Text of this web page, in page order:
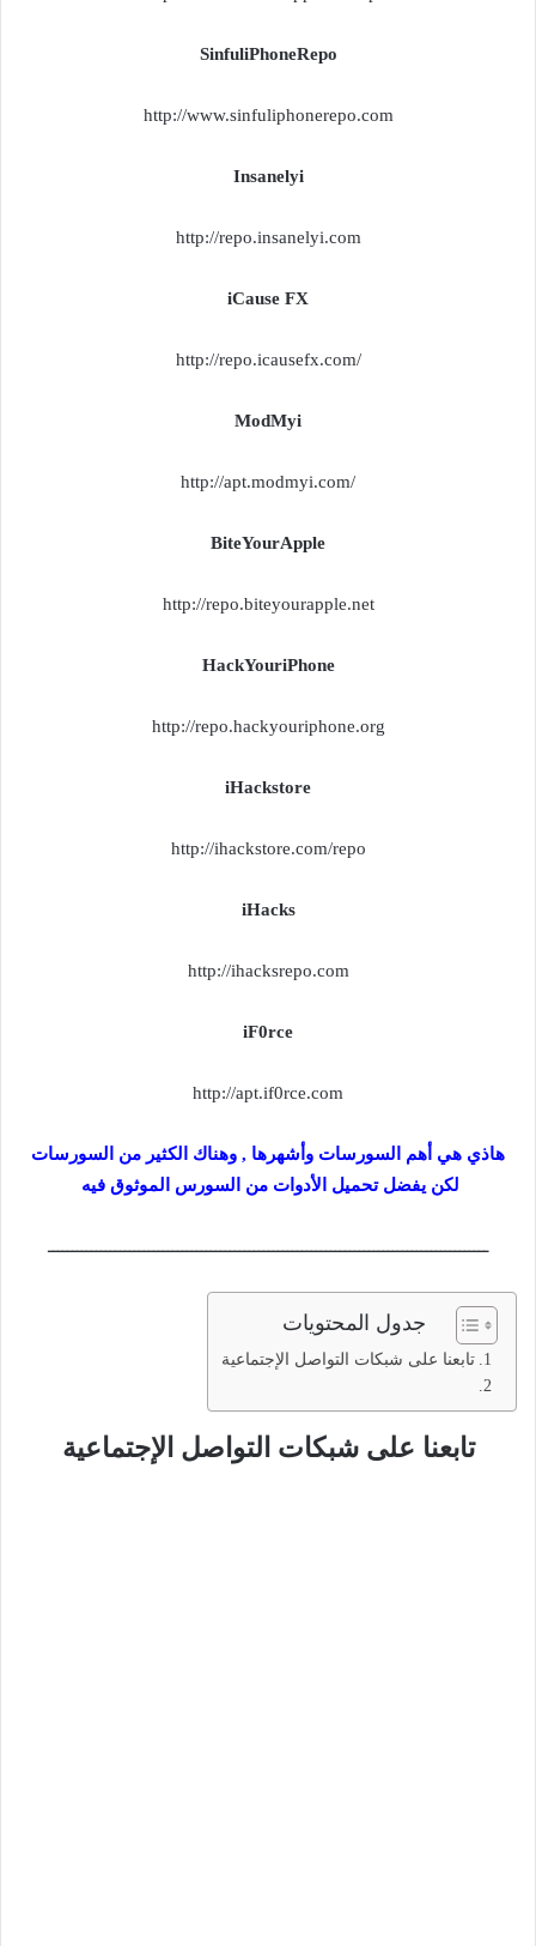
SinfuliPhoneRepo
http://www.sinfuliphonerepo.com
Insanelyi
http://repo.insanelyi.com
iCause FX
http://repo.icausefx.com/
ModMyi
http://apt.modmyi.com/
BiteYourApple
http://repo.biteyourapple.net
HackYouriPhone
http://repo.hackyouriphone.org
iHackstore
http://ihackstore.com/repo
iHacks
http://ihacksrepo.com
iF0rce
http://apt.if0rce.com
هاذي هي أهم السورسات وأشهرها , وهناك الكثير من السورسات
لكن يفضل تحميل الأدوات من السورس الموثوق فيه
ــــــــــــــــــــــــــــــــــــــــــــــــــــــــــــــــــــــــــــــــــــــــــــ
جدول المحتويات
تابعنا على شبكات التواصل الإجتماعية
تابعنا على شبكات التواصل الإجتماعية